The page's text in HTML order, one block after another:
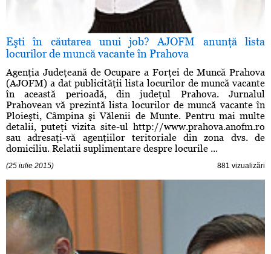
Eşti în căutarea unui job? AJOFM anunţă lista
locurilor de muncă vacante în Prahova
Agenţia Judeţeană de Ocupare a Forţei de Muncă Prahova
(AJOFM) a dat publicităţii lista locurilor de muncă vacante
în această perioadă, din judeţul Prahova. Jurnalul
Prahovean vă prezintă lista locurilor de muncă vacante în
Ploieşti, Câmpina şi Vălenii de Munte. Pentru mai multe
detalii, puteţi vizita site-ul http://www.prahova.anofm.ro
sau adresaţi-vă agenţiilor teritoriale din zona dvs. de
domiciliu. Relatii suplimentare despre locurile ...
(25 iulie 2015) 881 vizualizări